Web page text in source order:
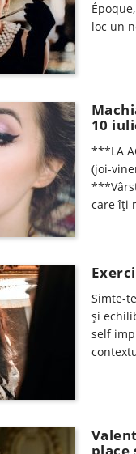
loc un
10
***LA
(joi-
care îţi
Simte-
și
self